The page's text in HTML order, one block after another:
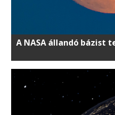
A NASA állandó bázist